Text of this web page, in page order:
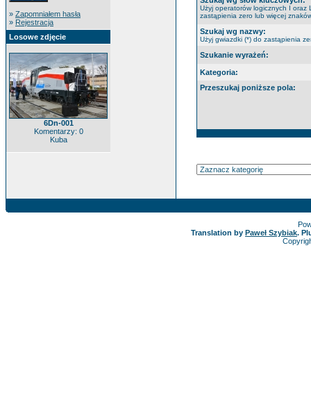
» Zapomniałem hasła
» Rejestracja
Losowe zdjęcie
6Dn-001
Komentarzy: 0
Kuba
Użyj operatorów logicznych I oraz
zastąpienia zero lub więcej
Szukaj wg nazwy:
Użyj gwiazdki (*) do zastąpienia
Szukanie wyrażeń:
Kategoria:
Przeszukaj poniższe pola:
Translation by Paweł Szybiak.